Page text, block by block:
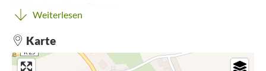
Hinter den sieben Bergen
Der als „traumtour“ zertifizierte Qualitätsweg führt entlang
Teutoburger Wald. Zwar wandern Sie hier nicht in den
Alpen, aber dennoch passieren Sie immerhin sieben Berge.
Weiterlesen
Karte